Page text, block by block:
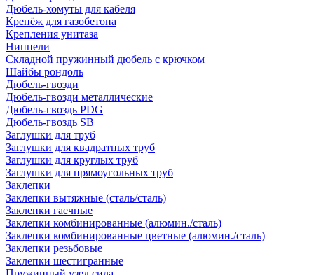
Дюбель-хомуты для кабеля
Крепёж для газобетона
Крепления унитаза
Ниппели
Складной пружинный дюбель с крючком
Шайбы рондоль
Дюбель-гвозди
Дюбель-гвозди металлические
Дюбель-гвоздь PDG
Дюбель-гвоздь SB
Заглушки для труб
Заглушки для квадратных труб
Заглушки для круглых труб
Заглушки для прямоугольных труб
Заклепки
Заклепки вытяжные (сталь/сталь)
Заклепки гаечные
Заклепки комбинированные (алюмин./сталь)
Заклепки комбинированные цветные (алюмин./сталь)
Заклепки резьбовые
Заклепки шестигранные